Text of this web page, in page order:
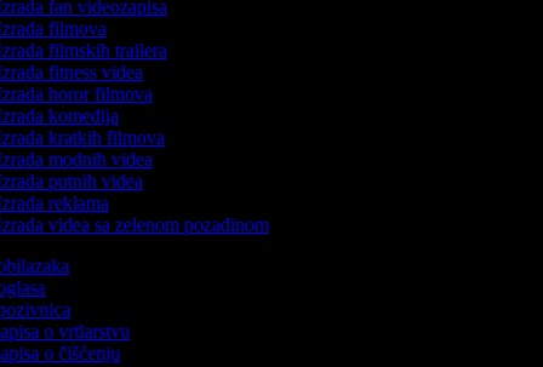
fan videozapisa
filmova
filmskih trailera
fitness videa
horor filmova
komedija
kratkih filmova
modnih videa
putnih videa
reklama
videa sa zelenom pozadinom
o vrtlarstvu
o čišćenju